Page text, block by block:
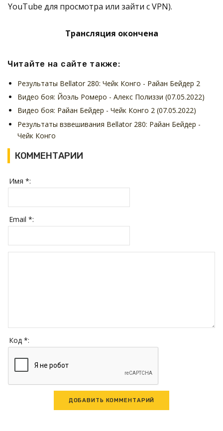
YouTube для просмотра или зайти с VPN).
Трансляция окончена
Читайте на сайте также:
Результаты Bellator 280: Чейк Конго - Райан Бейдер 2
Видео боя: Йоэль Ромеро - Алекс Полиззи (07.05.2022)
Видео боя: Райан Бейдер - Чейк Конго 2 (07.05.2022)
Результаты взвешивания Bellator 280: Райан Бейдер -
Чейк Конго
КОММЕНТАРИИ
Имя *:
Email *:
Код *: